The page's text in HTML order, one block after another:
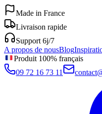
Made in France
Livraison rapide
Support 6j/7
A propos de nousBlog
Produit 100% français
09 72 16 73 11